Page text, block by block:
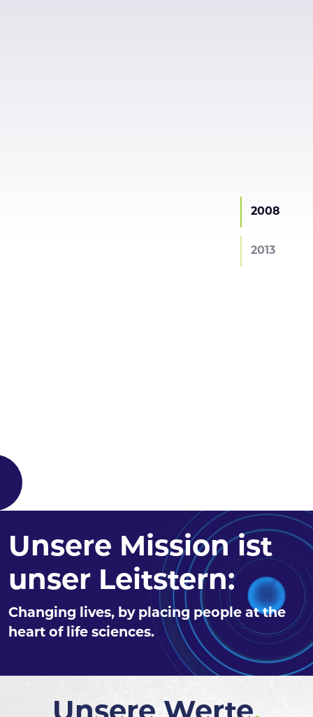
2008
2013
Unsere Mission ist
unser Leitstern:
Changing lives, by placing people at the
heart of life sciences.